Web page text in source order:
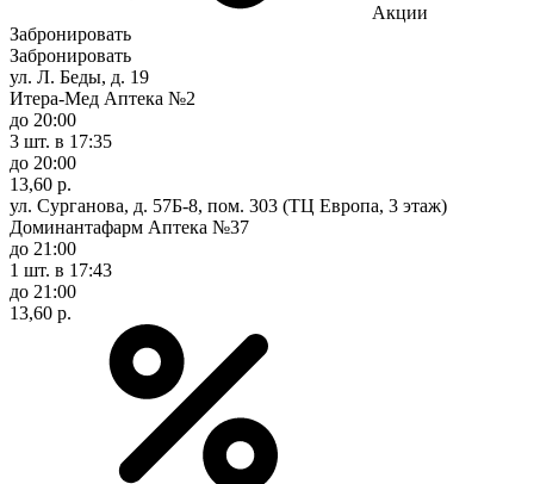
Акции
Забронировать
Забронировать
ул. Л. Беды, д. 19
Итера-Мед Аптека №2
до 20:00
3 шт. в 17:35
до 20:00
13,60 р.
ул. Сурганова, д. 57Б-8, пом. 303 (ТЦ Европа, 3 этаж)
Доминантафарм Аптека №37
до 21:00
1 шт. в 17:43
до 21:00
13,60 р.